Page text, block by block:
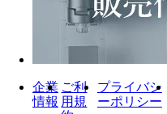
企業
情報
ご利
用規
プライバシ
ーポリシー